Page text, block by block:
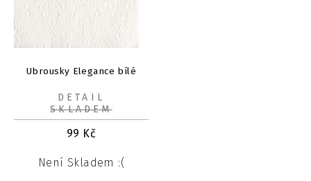
Ubrousky Elegance bílé
99 Kč
Není Skladem :(
DETAIL
SKLADEM